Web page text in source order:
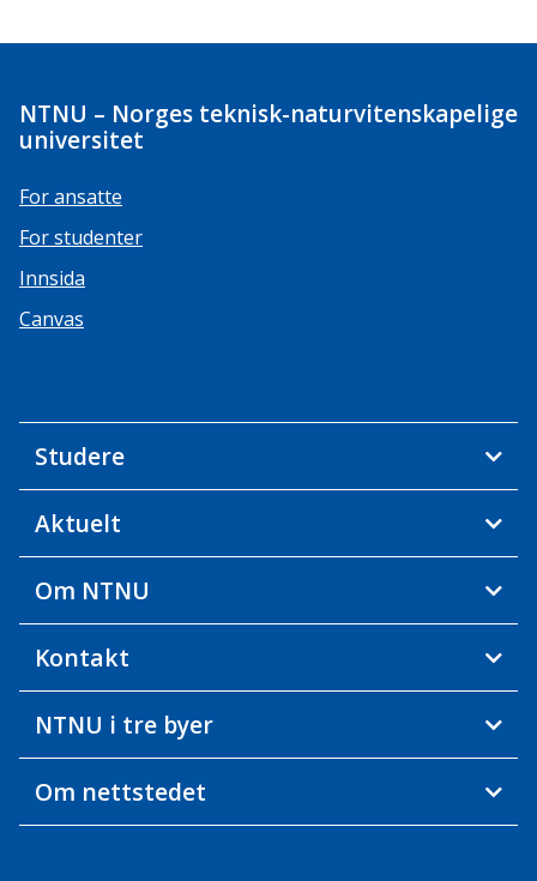
NTNU – Norges teknisk-naturvitenskapelige
universitet
For ansatte
For studenter
Innsida
Canvas
Studere
Aktuelt
Om NTNU
Kontakt
NTNU i tre byer
Om nettstedet